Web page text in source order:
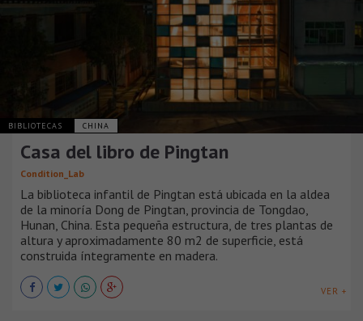
BIBLIOTECAS CHINA
Casa del libro de Pingtan
Condition_Lab
La biblioteca infantil de Pingtan está ubicada en la aldea
de la minoría Dong de Pingtan, provincia de Tongdao,
Hunan, China. Esta pequeña estructura, de tres plantas de
altura y aproximadamente 80 m2 de superficie, está
construida íntegramente en madera.
VER +